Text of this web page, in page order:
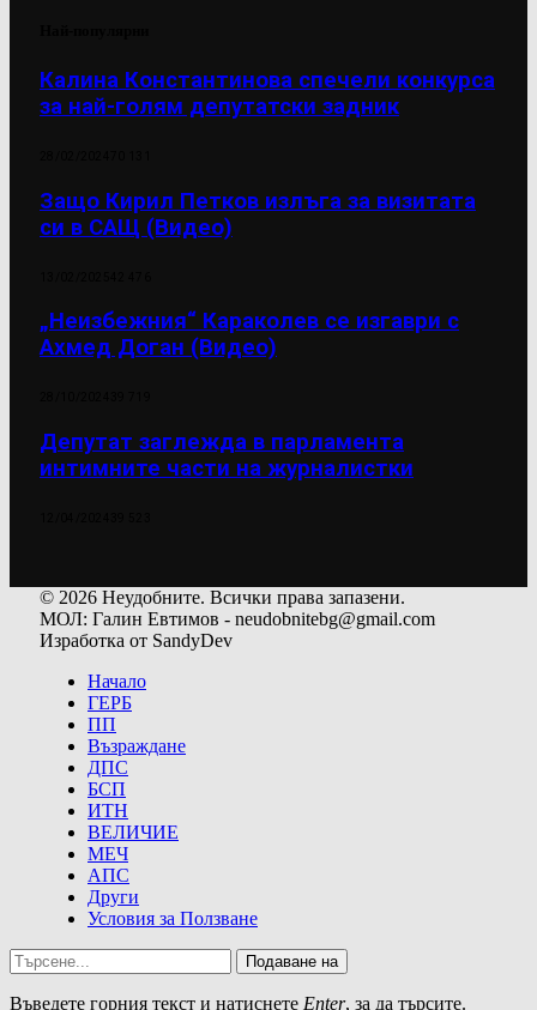
Калина Константинова спечели конкурса
за най-голям депутатски задник
Защо Кирил Петков излъга за визитата
си в САЩ (Видео)
„Неизбежния“ Караколев се изгаври с
Ахмед Доган (Видео)
Депутат заглежда в парламента
интимните части на журналистки
© 2026 Неудобните. Всички права запазени.
МОЛ: Галин Евтимов - neudobnitebg@gmail.com
Изработка от SandyDev
Начало
ГЕРБ
ПП
Възраждане
ДПС
БСП
ИТН
ВЕЛИЧИЕ
МЕЧ
АПС
Други
Условия за Ползване
Подаване на
Въведете горния текст и натиснете Enter, за да търсите.